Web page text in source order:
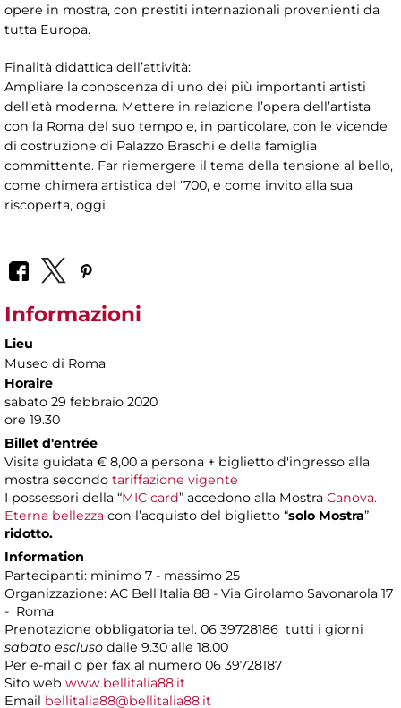
opere in mostra, con prestiti internazionali provenienti da
tutta Europa.
Finalità didattica dell’attività:
Ampliare la conoscenza di uno dei più importanti artisti
dell’età moderna. Mettere in relazione l’opera dell’artista
con la Roma del suo tempo e, in particolare, con le vicende
di costruzione di Palazzo Braschi e della famiglia
committente. Far riemergere il tema della tensione al bello,
come chimera artistica del ‘700, e come invito alla sua
riscoperta, oggi.
Informazioni
Lieu
Museo di Roma
Horaire
sabato 29 febbraio 2020
ore 19.30
Billet d'entrée
Visita guidata € 8,00 a persona + biglietto d'ingresso alla
mostra secondo tariffazione vigente
I possessori della “MIC card” accedono alla Mostra Canova.
Eterna bellezza con l’acquisto del biglietto “solo Mostra”
ridotto.
Information
Partecipanti: minimo 7 - massimo 25
Organizzazione: AC Bell’Italia 88 - Via Girolamo Savonarola 17
- Roma
Prenotazione obbligatoria tel. 06 39728186 tutti i giorni
sabato escluso dalle 9.30 alle 18.00
Per e-mail o per fax al numero 06 39728187
Sito web www.bellitalia88.it
Email bellitalia88@bellitalia88.it